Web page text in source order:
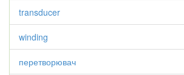
transducer
winding
перетворювач